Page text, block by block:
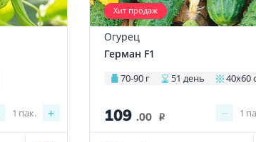
+
1 пак.
Хит продаж
Огурец
Герман F1
70-90 г 51 день 40х60
109 .00 i − 1